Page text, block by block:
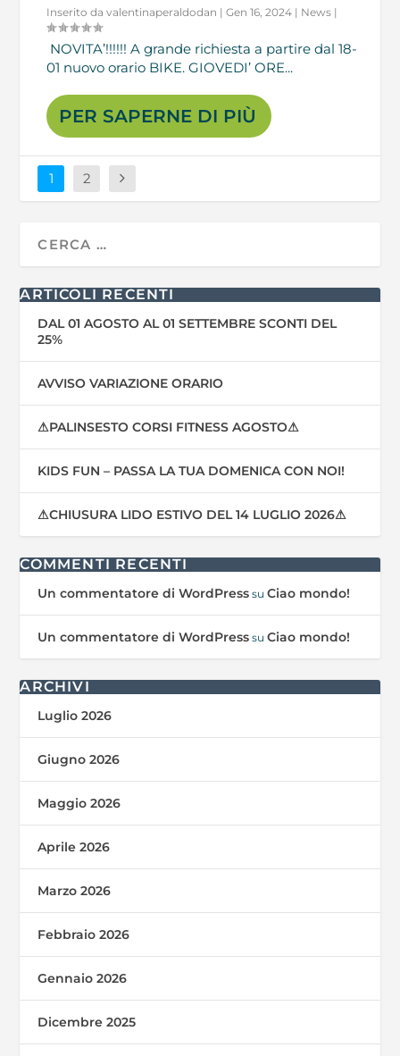
Inserito davalentinaperaldodan |Gen 16, 2024 | News |
NOVITA’!!!!!! A grande richiesta a partire dal 18-
01 nuovo orario BIKE. GIOVEDI’ ORE...
PER SAPERNE DI PIÙ
1 2
ARTICOLI RECENTI
DAL 01 AGOSTO AL 01 SETTEMBRE SCONTI DEL
25%
AVVISO VARIAZIONE ORARIO
⚠PALINSESTO CORSI FITNESS AGOSTO⚠
KIDS FUN – PASSA LA TUA DOMENICA CON NOI!
⚠CHIUSURA LIDO ESTIVO DEL 14 LUGLIO 2026⚠
COMMENTI RECENTI
Un commentatore di WordPress suCiao mondo!
Un commentatore di WordPress suCiao mondo!
ARCHIVI
Luglio 2026
Giugno 2026
Maggio 2026
Aprile 2026
Marzo 2026
Febbraio 2026
Gennaio 2026
Dicembre 2025